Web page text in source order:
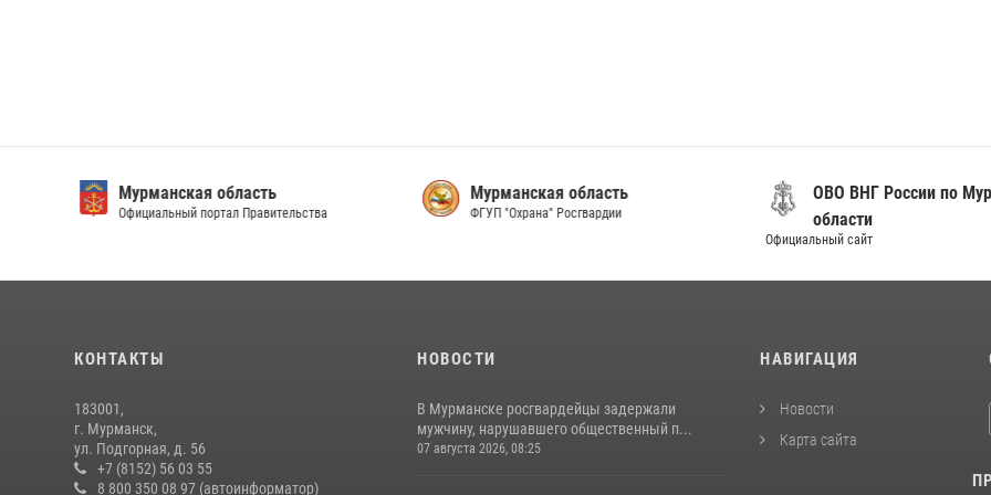
Мурманская область
Официальный портал Правительства
Мурманская область
ФГУП "Охрана" Росгвардии
ОВО ВНГ России по
области
Официальный сайт
КОНТАКТЫ
183001,
г. Мурманск,
ул. Подгорная, д. 56
+7 (8152) 56 03 55
8 800 350 08 97 (автоинформатор)
НОВОСТИ
В Мурманске росгвардейцы задержали
мужчину, нарушавшего общественный п...
07 августа 2026, 08:25
НАВИГАЦИЯ
Новости
Карта сайта